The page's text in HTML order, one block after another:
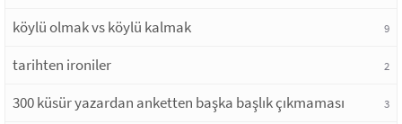
köylü olmak vs köylü kalmak 9
tarihten ironiler 2
300 küsür yazardan anketten başka başlık çıkmaması 3